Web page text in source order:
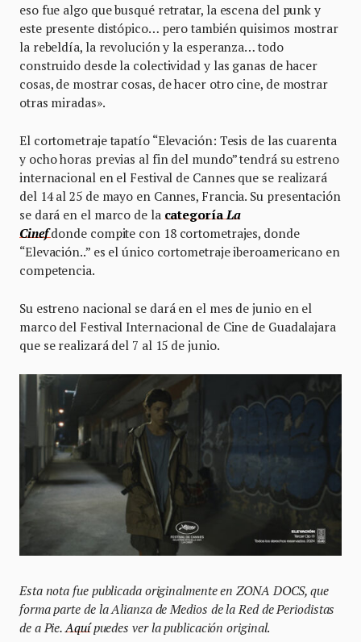
eso fue algo que busqué retratar, la escena del punk y
este presente distópico… pero también quisimos mostrar
la rebeldía, la revolución y la esperanza… todo
construido desde la colectividad y las ganas de hacer
cosas, de mostrar cosas, de hacer otro cine, de mostrar
otras miradas».
El cortometraje tapatío “Elevación: Tesis de las cuarenta
y ocho horas previas al fin del mundo” tendrá su estreno
internacional en el Festival de Cannes que se realizará
del 14 al 25 de mayo en Cannes, Francia. Su presentación
se dará en el marco de la categoríaLa
Cinef donde compite con 18 cortometrajes, donde
“Elevación..” es el único cortometraje iberoamericano en
competencia.
Su estreno nacional se dará en el mes de junio en el
marco del Festival Internacional de Cine de Guadalajara
que se realizará del 7 al 15 de junio.
Esta nota fue publicada originalmente en ZONA DOCS, que
forma parte de la Alianza de Medios de la Red de Periodistas
de a Pie.Aquípuedes ver la publicación original.